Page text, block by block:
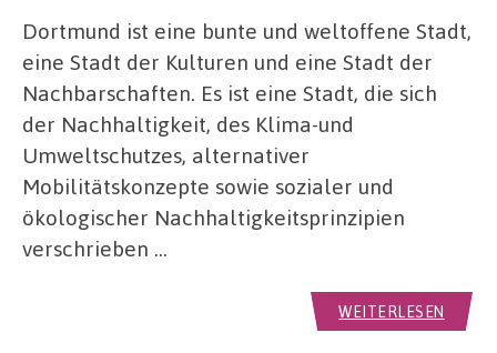
Dortmund ist eine bunte und weltoffene Stadt,
eine Stadt der Kulturen und eine Stadt der
Nachbarschaften. Es ist eine Stadt, die sich
der Nachhaltigkeit, des Klima-und
Umweltschutzes, alternativer
Mobilitätskonzepte sowie sozialer und
ökologischer Nachhaltigkeitsprinzipien
verschrieben …
WEITERLESEN